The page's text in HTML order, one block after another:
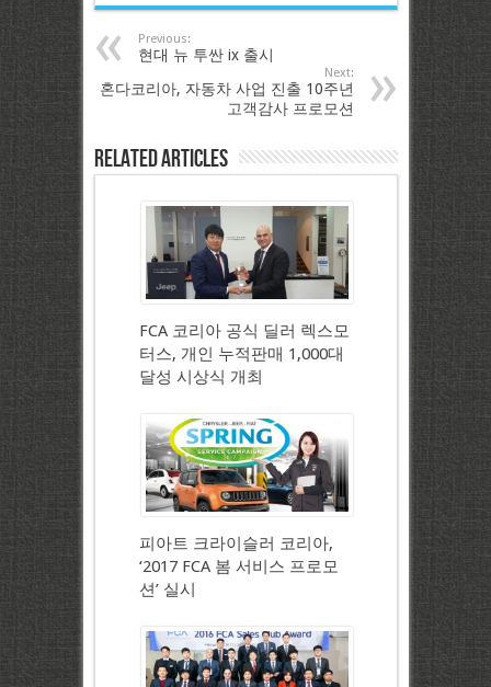
Previous:
현대 뉴 투싼 ix 출시
Next:
혼다코리아, 자동차 사업 진출 10주년
고객감사 프로모션
Related Articles
FCA 코리아 공식 딜러 렉스모
터스, 개인 누적판매 1,000대
달성 시상식 개최
피아트 크라이슬러 코리아,
‘2017 FCA 봄 서비스 프로모
션’ 실시